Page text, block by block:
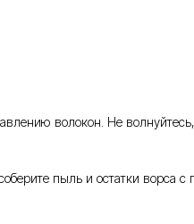
волокон. Не
пыль и остатки ворса